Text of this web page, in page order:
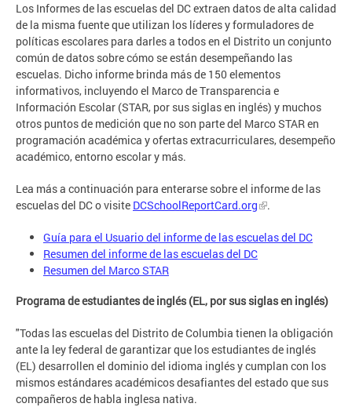
Los Informes de las escuelas del DC extraen datos de alta calidad
de la misma fuente que utilizan los líderes y formuladores de
políticas escolares para darles a todos en el Distrito un conjunto
común de datos sobre cómo se están desempeñando las
escuelas. Dicho informe brinda más de 150 elementos
informativos, incluyendo el Marco de Transparencia e
Información Escolar (STAR, por sus siglas en inglés) y muchos
otros puntos de medición que no son parte del Marco STAR en
programación académica y ofertas extracurriculares, desempeño
académico, entorno escolar y más.
Lea más a continuación para enterarse sobre el informe de las
escuelas del DC o visite DCSchoolReportCard.org .
Guía para el Usuario del informe de las escuelas del DC
Resumen del informe de las escuelas del DC
Resumen del Marco STAR
Programa de estudiantes de inglés (EL, por sus siglas en inglés)
"Todas las escuelas del Distrito de Columbia tienen la obligación
ante la ley federal de garantizar que los estudiantes de inglés
(EL) desarrollen el dominio del idioma inglés y cumplan con los
mismos estándares académicos desafiantes del estado que sus
compañeros de habla inglesa nativa.